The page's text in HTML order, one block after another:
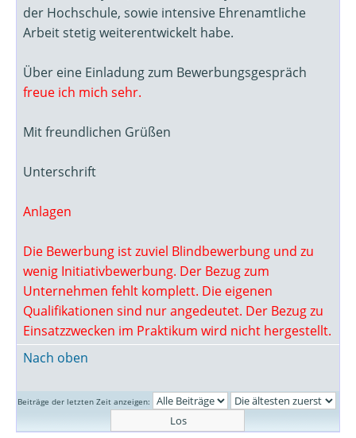
der Hochschule, sowie intensive Ehrenamtliche
Arbeit stetig weiterentwickelt habe.
Über eine Einladung zum Bewerbungsgespräch
freue ich mich sehr.
Mit freundlichen Grüßen
Unterschrift
Anlagen
Die Bewerbung ist zuviel Blindbewerbung und zu
wenig Initiativbewerbung. Der Bezug zum
Unternehmen fehlt komplett. Die eigenen
Qualifikationen sind nur angedeutet. Der Bezug zu
Einsatzzwecken im Praktikum wird nicht hergestellt.
Nach oben
Beiträge der letzten Zeit anzeigen: